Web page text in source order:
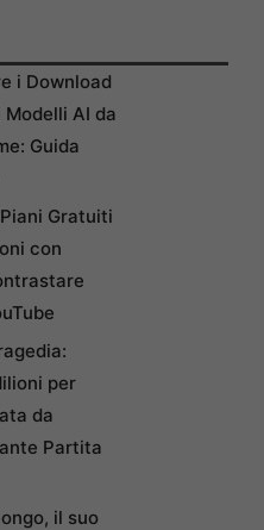
i Download
AI da
Guida
Gratuiti
con
per
da
Partita
il suo